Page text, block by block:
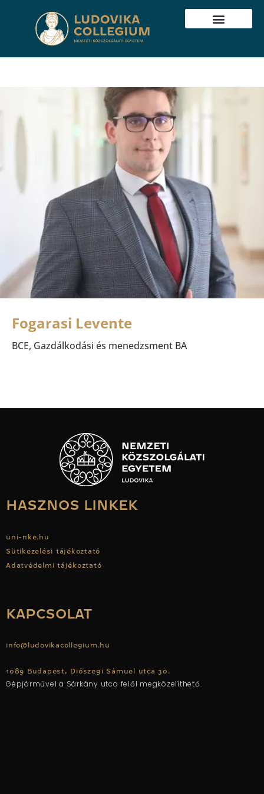
Fogarasi Levente
BCE, Gazdálkodási és menedzsment BA
HASZNOS LINKEK
uni-nke.hu
Sütikezelési tájékoztató
Adatvédelmi tájékoztató
KAPCSOLAT
info@ludovikacollegium.hu
1089 Budapest, Diószegi Sámuel utca 30.
Gépjárművel a Sárkány utca felől megközelíthető.